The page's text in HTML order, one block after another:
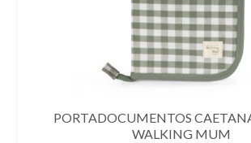
PORTADOCUMENTOS
WALKING MUM